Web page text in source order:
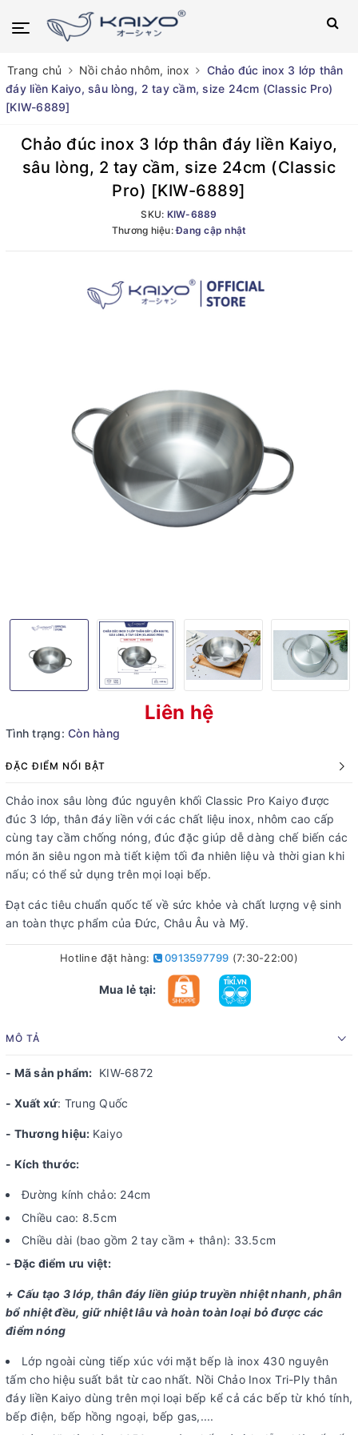
Trang chủ Nồi chảo nhôm, inox
Chảo đúc inox 3 lớp thân
đáy liền Kaiyo, sâu lòng, 2 tay cầm, size 24cm (Classic Pro)
[KIW-6889]
Chảo đúc inox 3 lớp thân đáy liền Kaiyo,
sâu lòng, 2 tay cầm, size 24cm (Classic
Pro) [KIW-6889]
SKU: KIW-6889
Thương hiệu:Đang cập nhật
Liên hệ
Tình trạng: Còn hàng
ĐẶC ĐIỂM NỔI BẬT
Chảo inox sâu lòng đúc nguyên khối Classic Pro Kaiyo được
đúc 3 lớp, thân đáy liền với các chất liệu inox, nhôm cao cấp
cùng tay cầm chống nóng, đúc đặc giúp dễ dàng chế biến các
món ăn siêu ngon mà tiết kiệm tối đa nhiên liệu và thời gian khi
nấu; có thể sử dụng trên mọi loại bếp.
Đạt các tiêu chuẩn quốc tế về sức khỏe và chất lượng vệ sinh
an toàn thực phẩm của Đức, Châu Âu và Mỹ.
Hotline đặt hàng: 0913597799 (7:30-22:00)
Mua lẻ tại:
MÔ TẢ
- Mã sản phẩm: KIW-6872
- Xuất xứ: Trung Quốc
- Thương hiệu: Kaiyo
- Kích thước:
Đường kính chảo: 24cm
Chiều cao: 8.5cm
Chiều dài (bao gồm 2 tay cầm + thân): 33.5cm
- Đặc điểm ưu việt:
+ Cấu tạo 3 lớp, thân đáy liền giúp truyền nhiệt nhanh, phân
bổ nhiệt đều, giữ nhiệt lâu và hoàn toàn loại bỏ được các
điểm nóng
Lớp ngoài cùng tiếp xúc với mặt bếp là inox 430 nguyên
tấm cho hiệu suất bắt từ cao nhất. Nồi Chảo Inox Tri-Ply thân
đáy liền Kaiyo dùng trên mọi loại bếp kể cả các bếp từ khó tính,
bếp điện, bếp hồng ngoại, bếp gas,....